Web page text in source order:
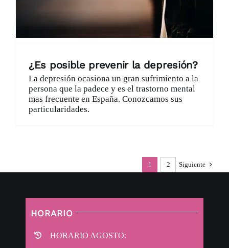
¿Es posible prevenir la depresión?
La depresión ocasiona un gran sufrimiento a la
persona que la padece y es el trastorno mental
mas frecuente en España. Conozcamos sus
particularidades.
1 2 Siguiente
HORARIO
HORARIO AGOSTO: